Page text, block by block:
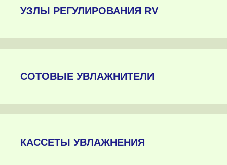
УЗЛЫ РЕГУЛИРОВАНИЯ RV
СОТОВЫЕ УВЛАЖНИТЕЛИ
КАССЕТЫ УВЛАЖНЕНИЯ